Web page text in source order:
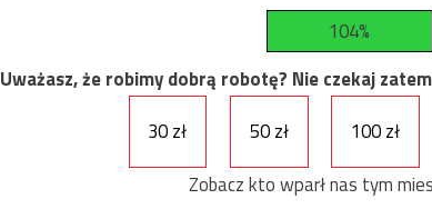
104%
Uważasz, że robimy dobrą robotę? Nie czekaj
30 zł
50 zł 100 zł
Zobacz kto wparł nas tym